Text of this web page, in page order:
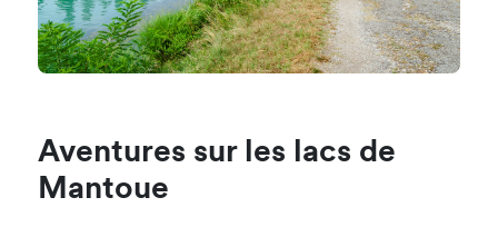
Aventures sur les lacs de
Mantoue